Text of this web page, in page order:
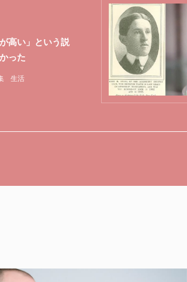
生活
高い」という説
った